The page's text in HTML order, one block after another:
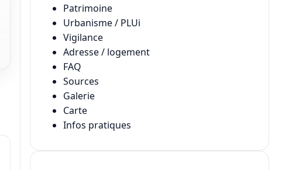
Patrimoine
Urbanisme / PLUi
Vigilance
Adresse / logement
FAQ
Sources
Galerie
Carte
Infos pratiques